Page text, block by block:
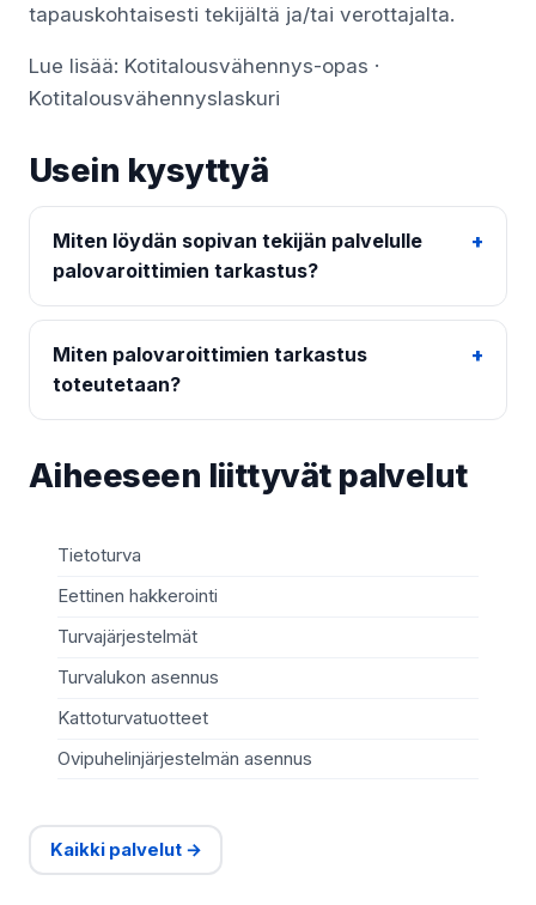
tapauskohtaisesti tekijältä ja/tai verottajalta.
Lue lisää: Kotitalousvähennys-opas ·
Kotitalousvähennyslaskuri
Usein kysyttyä
Miten löydän sopivan tekijän palvelulle
palovaroittimien tarkastus?
Miten palovaroittimien tarkastus
toteutetaan?
Aiheeseen liittyvät palvelut
Tietoturva
Eettinen hakkerointi
Turvajärjestelmät
Turvalukon asennus
Kattoturvatuotteet
Ovipuhelinjärjestelmän asennus
Kaikki palvelut →